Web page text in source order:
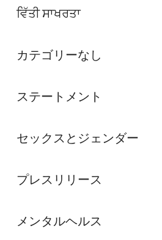
ਵਿੱਤੀ ਸਾਖਰਤਾ
カテゴリーなし
ステートメント
セックスとジェンダー
プレスリリース
メンタルヘルス